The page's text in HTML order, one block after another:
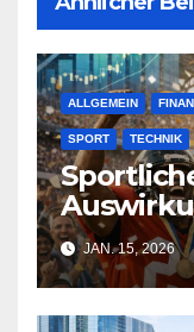
ALLGEMEIN
SPORT TECHNIK
JAN. 15, 2026